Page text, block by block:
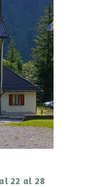
22 al 28